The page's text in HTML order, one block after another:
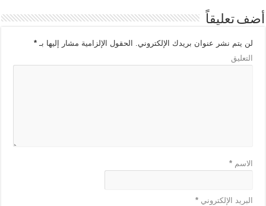
أضف تعليقاً
لن يتم نشر عنوان بريدك الإلكتروني. الحقول الإلزامية مشار إليها بـ*
التعليق
الاسم*
البريد الإلكتروني*